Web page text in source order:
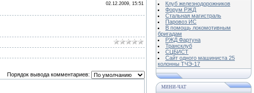
02.12.2009, 15:51
Порядок вывода комментариев:
Клуб железнодорожников
Форум РЖД
Стальная магистраль
Паровоз ИС
В помощь локомотивным
бригадам
РЖД Фартуна
Трансклуб
СЦБИСТ
Сайт одного машиниста 25
колонны ТЧЭ-17
МИНИ-ЧАТ